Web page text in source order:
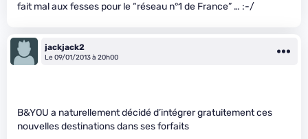
fait mal aux fesses pour le “réseau n°1 de France” … :-/
jackjack2
Le 09/01/2013 à 20h00
B&YOU a naturellement décidé d’intégrer gratuitement ces
nouvelles destinations dans ses forfaits